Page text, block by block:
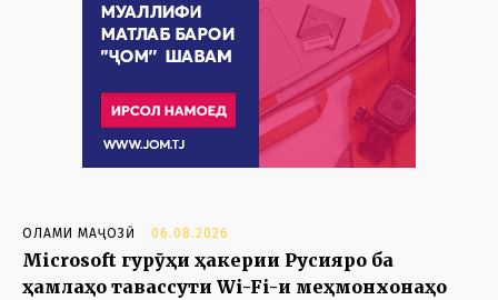
ОЛАМИ МАҶОЗӢ 06.08.2026
Microsoft гурӯҳи ҳакерии Русияро ба
ҳамлаҳо тавассути Wi-Fi-и меҳмонхонаҳо